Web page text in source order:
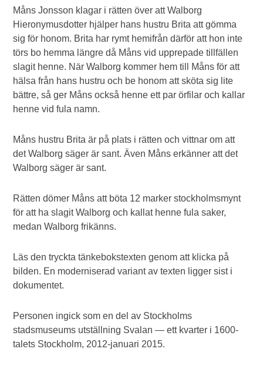
Måns Jonsson klagar i rätten över att Walborg
Hieronymusdotter hjälper hans hustru Brita att gömma
sig för honom. Brita har rymt hemifrån därför att hon inte
törs bo hemma längre då Måns vid upprepade tillfällen
slagit henne. När Walborg kommer hem till Måns för att
hälsa från hans hustru och be honom att sköta sig lite
bättre, så ger Måns också henne ett par örfilar och kallar
henne vid fula namn.
Måns hustru Brita är på plats i rätten och vittnar om att
det Walborg säger är sant. Även Måns erkänner att det
Walborg säger är sant.
Rätten dömer Måns att böta 12 marker stockholmsmynt
för att ha slagit Walborg och kallat henne fula saker,
medan Walborg frikänns.
Läs den tryckta tänkebokstexten genom att klicka på
bilden. En moderniserad variant av texten ligger sist i
dokumentet.
Personen ingick som en del av Stockholms
stadsmuseums utställning Svalan — ett kvarter i 1600-
talets Stockholm, 2012-januari 2015.